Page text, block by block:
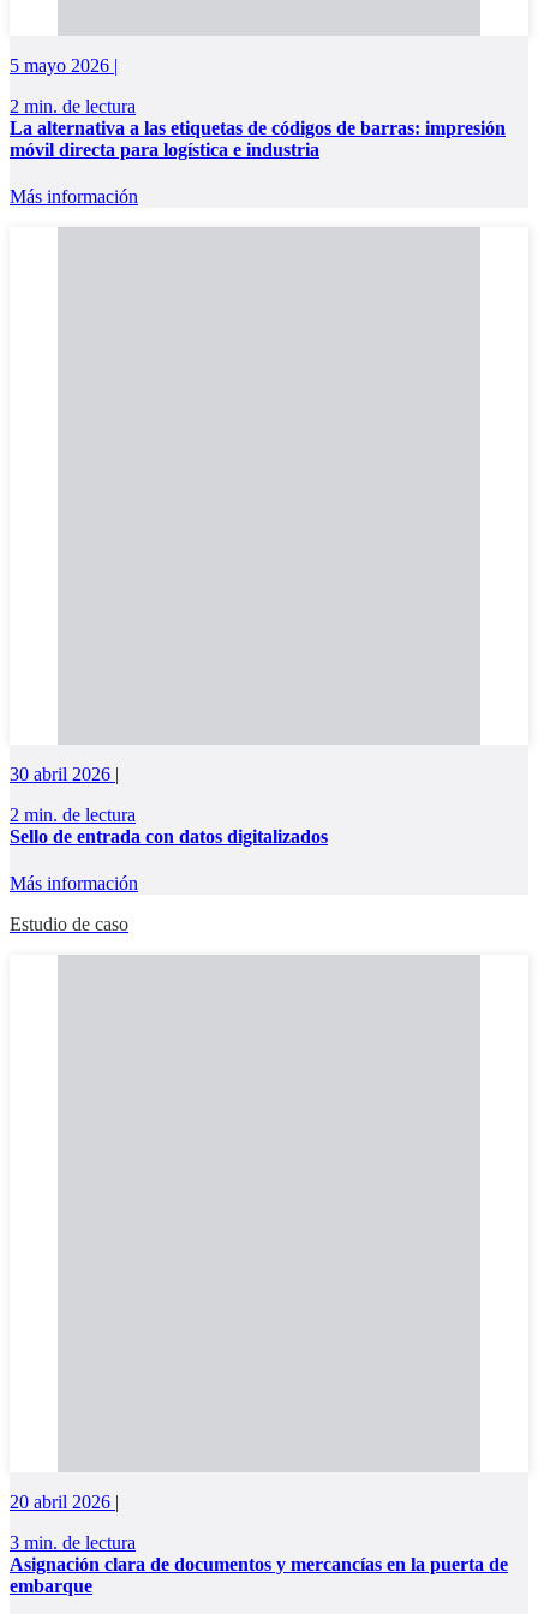
5 mayo 2026 |
2 min. de lectura
La alternativa a las etiquetas de códigos de barras: impresión
móvil directa para logística e industria
Más información
30 abril 2026 |
2 min. de lectura
Sello de entrada con datos digitalizados
Más información
Estudio de caso
20 abril 2026 |
3 min. de lectura
Asignación clara de documentos y mercancías en la puerta de
embarque